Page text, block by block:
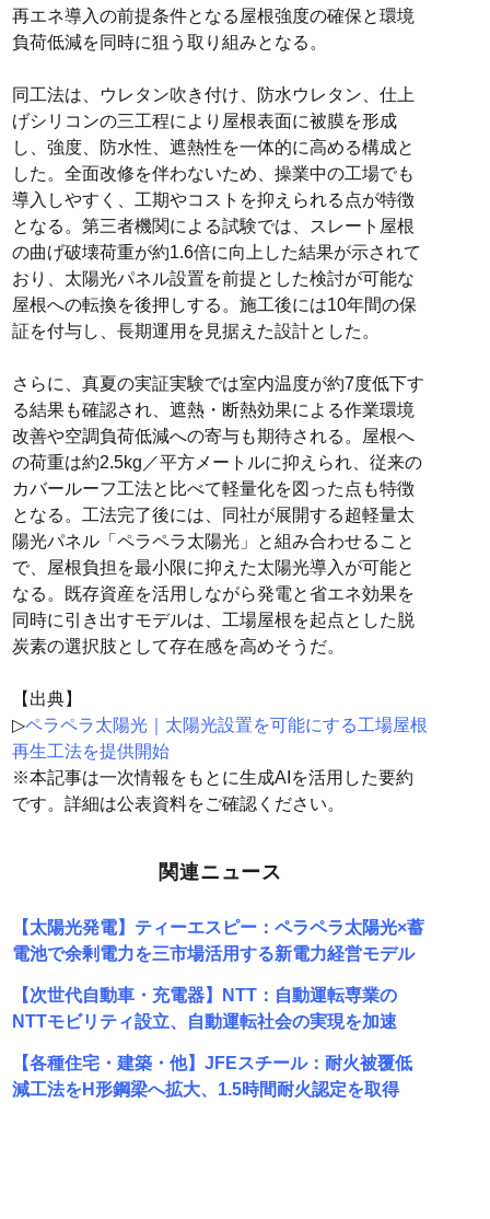
再エネ導入の前提条件となる屋根強度の確保と環境
負荷低減を同時に狙う取り組みとなる。
同工法は、ウレタン吹き付け、防水ウレタン、仕上
げシリコンの三工程により屋根表面に被膜を形成
し、強度、防水性、遮熱性を一体的に高める構成と
した。全面改修を伴わないため、操業中の工場でも
導入しやすく、工期やコストを抑えられる点が特徴
となる。第三者機関による試験では、スレート屋根
の曲げ破壊荷重が約1.6倍に向上した結果が示されて
おり、太陽光パネル設置を前提とした検討が可能な
屋根への転換を後押しする。施工後には10年間の保
証を付与し、長期運用を見据えた設計とした。
さらに、真夏の実証実験では室内温度が約7度低下す
る結果も確認され、遮熱・断熱効果による作業環境
改善や空調負荷低減への寄与も期待される。屋根へ
の荷重は約2.5kg／平方メートルに抑えられ、従来の
カバールーフ工法と比べて軽量化を図った点も特徴
となる。工法完了後には、同社が展開する超軽量太
陽光パネル「ペラペラ太陽光」と組み合わせること
で、屋根負担を最小限に抑えた太陽光導入が可能と
なる。既存資産を活用しながら発電と省エネ効果を
同時に引き出すモデルは、工場屋根を起点とした脱
炭素の選択肢として存在感を高めそうだ。
【出典】
▷ペラペラ太陽光｜太陽光設置を可能にする工場屋根
再生工法を提供開始
※本記事は一次情報をもとに生成AIを活用した要約
です。詳細は公表資料をご確認ください。
関連ニュース
【太陽光発電】ティーエスピー：ペラペラ太陽光×蓄
電池で余剰電力を三市場活用する新電力経営モデル
【次世代自動車・充電器】NTT：自動運転専業の
NTTモビリティ設立、自動運転社会の実現を加速
【各種住宅・建築・他】JFEスチール：耐火被覆低
減工法をH形鋼梁へ拡大、1.5時間耐火認定を取得